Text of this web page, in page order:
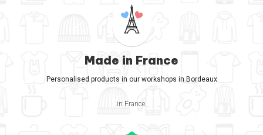
Made in France
Personalised products in our workshops in Bordeaux
in France.